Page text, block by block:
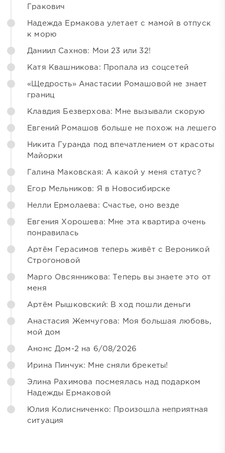
Гракович
Надежда Ермакова улетает с мамой в отпуск
к морю
Даниил Сахнов: Мои 23 или 32!
Катя Квашникова: Пропала из соцсетей
«Щедрость» Анастасии Ромашовой не знает
границ
Клавдия Безверхова: Мне вызывали скорую
Евгений Ромашов больше не похож на лешего
Никита Гуранда под впечатлением от красоты
Майорки
Галина Маковская: А какой у меня статус?
Егор Мельников: Я в Новосибирске
Нелли Ермолаева: Счастье, оно везде
Евгения Хорошева: Мне эта квартира очень
понравилась
Артём Герасимов теперь живёт с Вероникой
Строгоновой
Марго Овсянникова: Теперь вы знаете это от
меня
Артём Рышковский: В ход пошли деньги
Анастасия Жемчугова: Моя большая любовь,
мой дом
Анонс Дом-2 на 6/08/2026
Ирина Пинчук: Мне сняли брекеты!
Элина Рахимова посмеялась над подарком
Надежды Ермаковой
Юлия Колисниченко: Произошла неприятная
ситуация